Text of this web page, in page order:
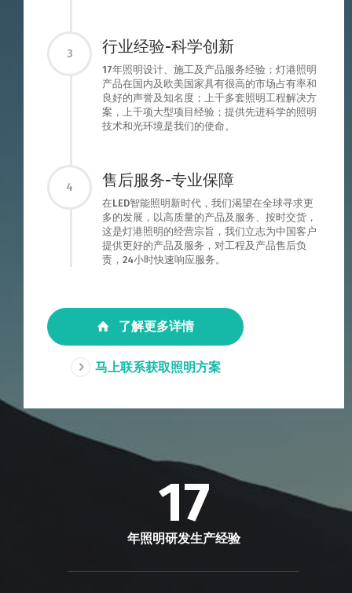
3 行业经验-科学创新
17年照明设计、施工及产品服务经验；灯港照明
产品在国内及欧美国家具有很高的市场占有率和
良好的声誉及知名度；上千多套照明工程解决方
案，上千项大型项目经验；提供先进科学的照明
技术和光环境是我们的使命。
4 售后服务-专业保障
在LED智能照明新时代，我们渴望在全球寻求更
多的发展，以高质量的产品及服务、按时交货，
这是灯港照明的经营宗旨，我们立志为中国客户
提供更好的产品及服务，对工程及产品售后负
责，24小时快速响应服务。
了解更多详情
马上联系获取照明方案
17
年照明研发生产经验